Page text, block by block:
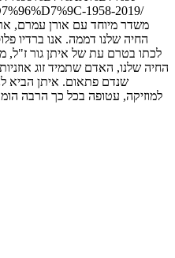
1958-2019/
משדר מיוחד עם אורן עמרם,
החיה שלנו דממה. אנו ברדיו
לכתו בטרם עת של איתן גור ז"ל,
החיה שלנו, האדם שתמיד זוג
שנדם פתאום. איתן הביא
למוזיקה, עטופה בכל כך הרבה